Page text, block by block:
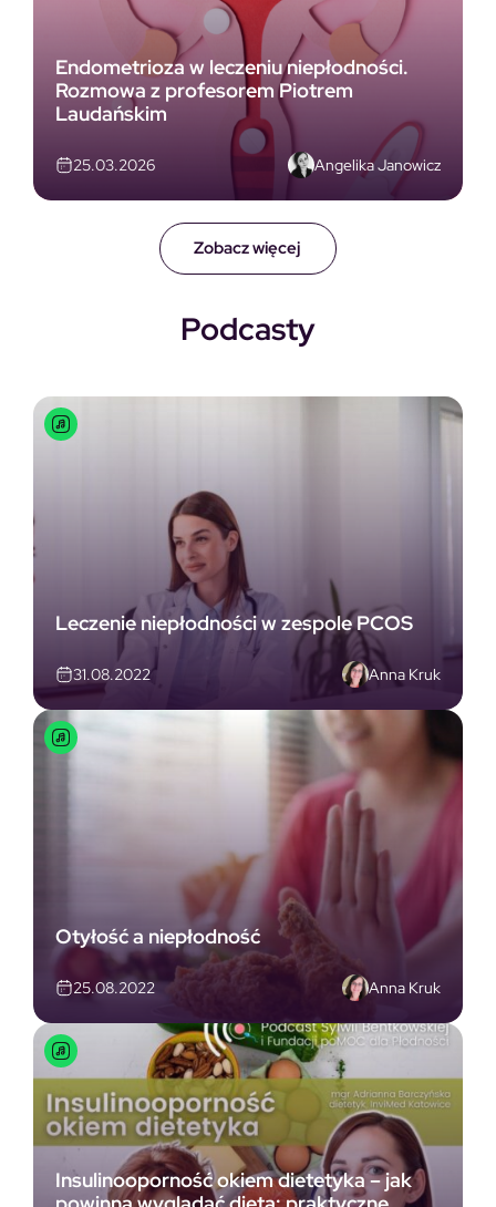
Zobacz więcej
Endometrioza w leczeniu niepłodności.
Rozmowa z profesorem Piotrem
Laudańskim
25.03.2026 Angelika Janowicz
Podcasty
Leczenie niepłodności w zespole PCOS
31.08.2022 Anna Kruk
Otyłość a niepłodność
25.08.2022 Anna Kruk
Insulinooporność okiem dietetyka – jak